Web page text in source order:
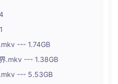
--- 1.74GB
.mkv --- 1.38GB
--- 5.53GB